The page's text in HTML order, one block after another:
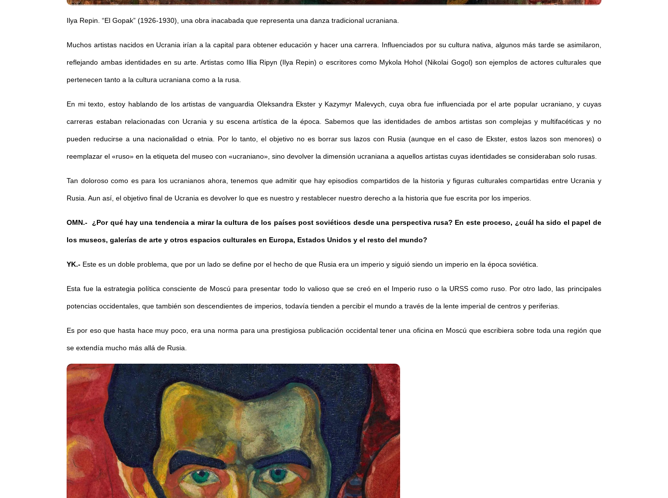
Ilya Repin. “El Gopak” (1926-1930), una obra inacabada que representa una danza tradicional ucraniana.
Muchos artistas nacidos en Ucrania irían a la capital para obtener educación y hacer una carrera. Influenciados por su cultura nativa, algunos más tarde se asimilaron,
reflejando ambas identidades en su arte. Artistas como Illia Ripyn (Ilya Repin) o escritores como Mykola Hohol (Nikolai Gogol) son ejemplos de actores culturales que
pertenecen tanto a la cultura ucraniana como a la rusa.
En mi texto, estoy hablando de los artistas de vanguardia Oleksandra Ekster y Kazymyr Malevych, cuya obra fue influenciada por el arte popular ucraniano, y cuyas
carreras estaban relacionadas con Ucrania y su escena artística de la época. Sabemos que las identidades de ambos artistas son complejas y multifacéticas y no
pueden reducirse a una nacionalidad o etnia. Por lo tanto, el objetivo no es borrar sus lazos con Rusia (aunque en el caso de Ekster, estos lazos son menores) o
reemplazar el «ruso» en la etiqueta del museo con «ucraniano», sino devolver la dimensión ucraniana a aquellos artistas cuyas identidades se consideraban solo rusas.
Tan doloroso como es para los ucranianos ahora, tenemos que admitir que hay episodios compartidos de la historia y figuras culturales compartidas entre Ucrania y
Rusia. Aun así, el objetivo final de Ucrania es devolver lo que es nuestro y restablecer nuestro derecho a la historia que fue escrita por los imperios.
OMN.- ¿Por qué hay una tendencia a mirar la cultura de los países post soviéticos desde una perspectiva rusa? En este proceso, ¿cuál ha sido el papel de
los museos, galerías de arte y otros espacios culturales en Europa, Estados Unidos y el resto del mundo?
YK.- Este es un doble problema, que por un lado se define por el hecho de que Rusia era un imperio y siguió siendo un imperio en la época soviética.
Esta fue la estrategia política consciente de Moscú para presentar todo lo valioso que se creó en el Imperio ruso o la URSS como ruso. Por otro lado, las principales
potencias occidentales, que también son descendientes de imperios, todavía tienden a percibir el mundo a través de la lente imperial de centros y periferias.
Es por eso que hasta hace muy poco, era una norma para una prestigiosa publicación occidental tener una oficina en Moscú que escribiera sobre toda una región que
se extendía mucho más allá de Rusia.